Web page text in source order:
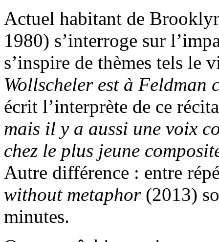
Actuel habitant de
1980) s’interroge sur
s’inspire de thèmes tels le
Wollscheler est à Feldman
écrit l’interprète de ce
mais il y a aussi une voix
chez le plus jeune
Autre différence : entre
without metaphor(2013)
minutes.